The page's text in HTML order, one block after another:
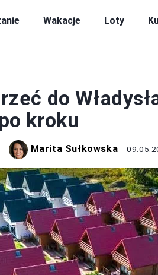
Wakacje Loty
do
kroku
Marita Sułkowska